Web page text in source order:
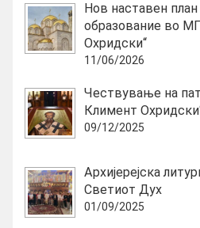
Нов наставен
образование во
Охридски“
11/06/2026
Чествување на
Климент
09/12/2025
Архијерејска
Светиот Дух
01/09/2025